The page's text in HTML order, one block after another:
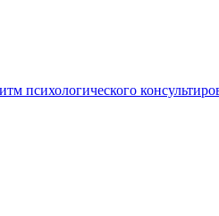
психологического